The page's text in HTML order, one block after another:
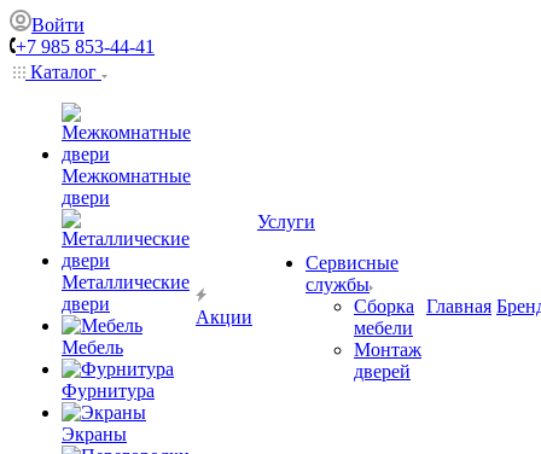
Войти
+7 985 853-44-41
Каталог
Межкомнатные
двери
Металлические
двери
Мебель
Фурнитура
Экраны
Акции
Услуги
Сервисные
службы
Сборка
мебели
Монтаж
дверей
Главная